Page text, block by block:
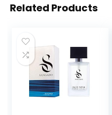
Related Products